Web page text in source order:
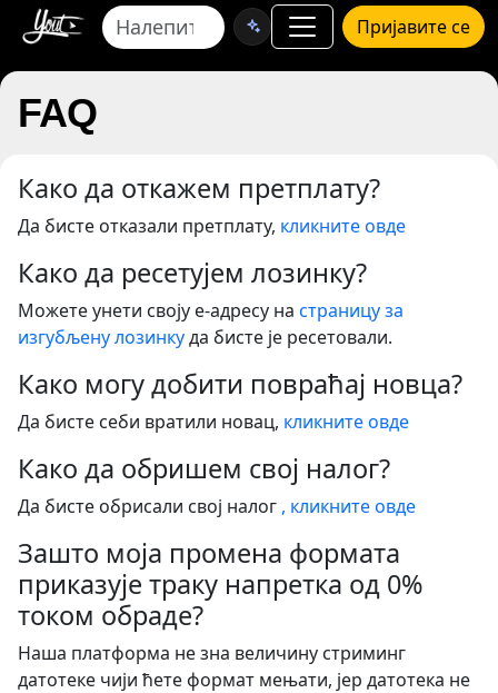
Пријавите се
FAQ
Како да откажем претплату?
Да бисте отказали претплату, кликните овде
Како да ресетујем лозинку?
Можете унети своју е-адресу на страницу за
изгубљену лозинкуда бисте је ресетовали.
Како могу добити повраћај новца?
Да бисте себи вратили новац, кликните овде
Како да обришем свој налог?
Да бисте обрисали свој налог , кликните овде
Зашто моја промена формата
приказује траку напретка од 0%
током обраде?
Наша платформа не зна величину стриминг
датотеке чији ћете формат мењати, јер датотека не